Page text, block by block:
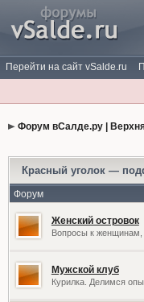
Перейти на сайт vSalde.ru
Форум вСалде.ру |
Красный уголок —
Форум
Женский островок
Вопросы к женщинам,
Мужской клуб
Курилка. Делимся